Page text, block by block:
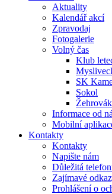
Aktuality
Kalendář akcí
Zpravodaj
Fotogalerie
Volný čas
Klub
SK
Sokol
Žehrovák
Informace od
Mobilní
Kontakty
Kontakty
Napište nám
Důležitá
Zajímavé
Prohlášení o